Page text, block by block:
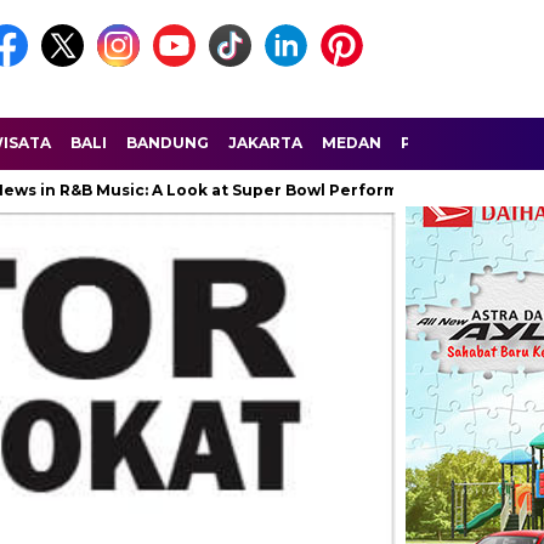
BALI BANDUNG JAKARTA MEDAN PALEMBANG
A Look at Super Bowl Performances, New Albums, Rising